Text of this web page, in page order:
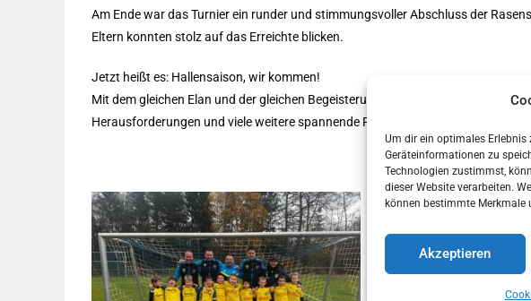
Um dir ein optimales Erlebnis
Geräteinformationen zu
Technologien zustimmst,
dieser Website verarbeiten.
können bestimmte Merkmale
Akzeptieren
Am Ende war das Turnier ein runder und stimmungsvoller Abschluss der
Eltern konnten stolz auf das Erreichte blicken.
Jetzt heißt es: Hallensaison, wir kommen!
Mit dem gleichen Elan und der gleichen Begeisterung geht es nun unter dem
Herausforderungen und viele weitere spannende Fußballmomente.